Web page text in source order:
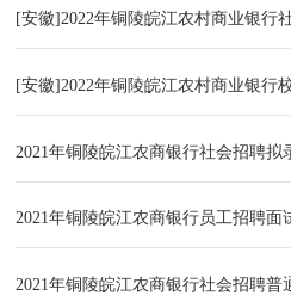
[安徽]2022年铜陵皖江农村商业银行
[安徽]2022年铜陵皖江农村商业银行
2021年铜陵皖江农商银行社会招聘拟
2021年铜陵皖江农商银行员工招聘面
2021年铜陵皖江农商银行社会招聘